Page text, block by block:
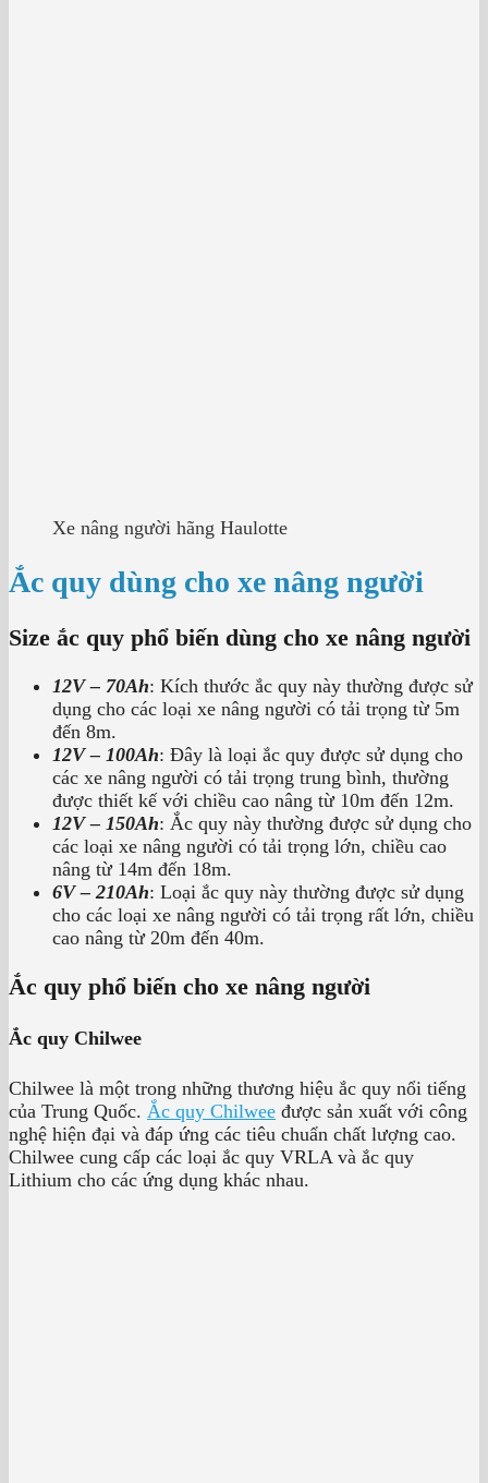
Xe nâng người hãng Haulotte
Ắc quy dùng cho xe nâng người
Size ắc quy phổ biến dùng cho xe nâng người
12V – 70Ah: Kích thước ắc quy này thường được sử
dụng cho các loại xe nâng người có tải trọng từ 5m
đến 8m.
12V – 100Ah: Đây là loại ắc quy được sử dụng cho
các xe nâng người có tải trọng trung bình, thường
được thiết kế với chiều cao nâng từ 10m đến 12m.
12V – 150Ah: Ắc quy này thường được sử dụng cho
các loại xe nâng người có tải trọng lớn, chiều cao
nâng từ 14m đến 18m.
6V – 210Ah: Loại ắc quy này thường được sử dụng
cho các loại xe nâng người có tải trọng rất lớn, chiều
cao nâng từ 20m đến 40m.
Ắc quy phổ biến cho xe nâng người
Ắc quy Chilwee
Chilwee là một trong những thương hiệu ắc quy nổi tiếng
của Trung Quốc. Ắc quy Chilwee được sản xuất với công
nghệ hiện đại và đáp ứng các tiêu chuẩn chất lượng cao.
Chilwee cung cấp các loại ắc quy VRLA và ắc quy
Lithium cho các ứng dụng khác nhau.